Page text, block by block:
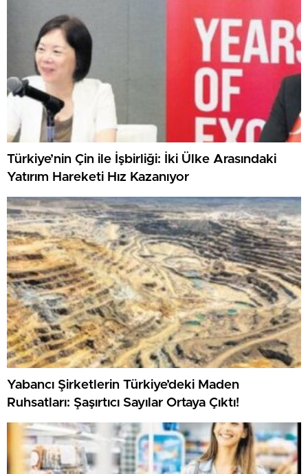
Türkiye’nin Çin ile İşbirliği: İki Ülke Arasındaki
Yatırım Hareketi Hız Kazanıyor
Yabancı Şirketlerin Türkiye’deki Maden
Ruhsatları: Şaşırtıcı Sayılar Ortaya Çıktı!